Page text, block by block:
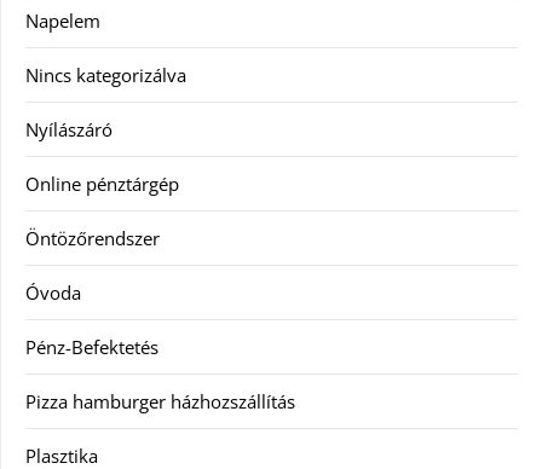
Napelem
Nincs kategorizálva
Nyílászáró
Online pénztárgép
Öntözőrendszer
Óvoda
Pénz-Befektetés
Pizza hamburger házhozszállítás
Plasztika